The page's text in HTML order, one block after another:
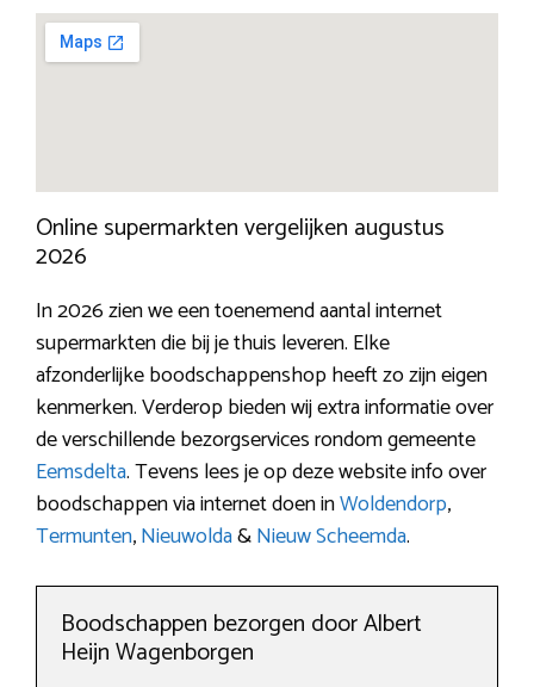
Online supermarkten vergelijken augustus
2026
In 2026 zien we een toenemend aantal internet
supermarkten die bij je thuis leveren. Elke
afzonderlijke boodschappenshop heeft zo zijn eigen
kenmerken. Verderop bieden wij extra informatie over
de verschillende bezorgservices rondom gemeente
Eemsdelta. Tevens lees je op deze website info over
boodschappen via internet doen inWoldendorp,
Termunten,Nieuwolda&Nieuw Scheemda.
Boodschappen bezorgen door Albert
Heijn Wagenborgen